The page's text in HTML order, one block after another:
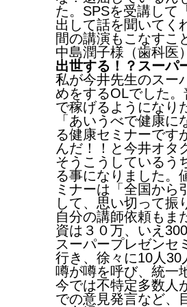
た。SPSを受講して
出して話を聞いてく
間の講演もこなすこ
中島潤子様（歯科医）
出世する！？スーパ
私が今井先生のスー
めをするOLでした
で稼げるようになり
「あいうべで健康
る健康セミナーです
んだ！！と今井オタ
そうこうしているう
る事になりました。
ミナーは「全国から
して、思い切って振
自分の講師依頼もま
資は３０万、いえ
スーパープレゼンセ
行き、徐々に10人30
噂が噂を呼び、統一
今では不特定多数人
での意見発言など、